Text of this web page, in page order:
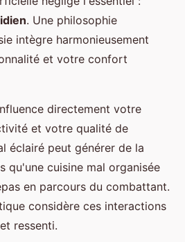
. Une philosophie
intègre harmonieusement
et votre confort
directement votre
et votre qualité de
éclairé peut générer de la
qu'une cuisine mal organisée
en parcours du combattant.
considère ces interactions
ressenti.